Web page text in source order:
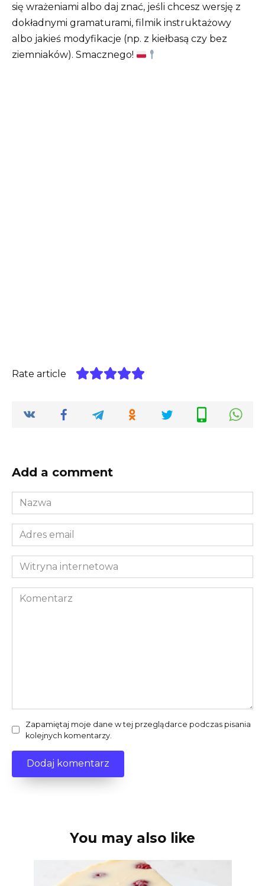
się wrażeniami albo daj znać, jeśli chcesz wersję z
dokładnymi gramaturami, filmik instruktażowy
albo jakieś modyfikacje (np. z kiełbasą czy bez
ziemniaków). Smacznego!
Rate article
Add a comment
Nazwa
*
Adres
email
*Witryna
internetowa
Komentarz
Zapamiętaj moje dane w tej przeglądarce podczas pisania
kolejnych komentarzy.
You may also like